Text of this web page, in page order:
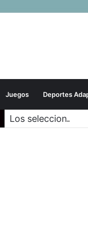
Juegos Deportes
Los